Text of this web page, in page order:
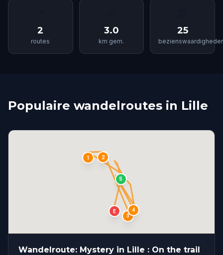
2
routes
3.0
km gem.
25
Populaire wandelroutes in Lille
S
1 2
3
4
E
Wandelroute: Mystery in Lille : On the trail